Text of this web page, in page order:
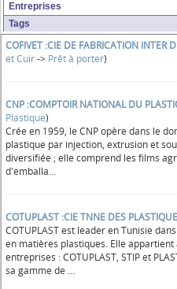
Entreprises
Tags
COFIVET :CIE DE FABRICATION INTER
et Cuir-> Prêt à porter)
CNP :COMPTOIR NATIONAL DU
Plastique)
Crée en 1959, le CNP opère dans le
plastique par injection, extrusion et
diversifiée ; elle comprend les films
d'emballa...
COTUPLAST :CIE TNNE DES
COTUPLAST est leader en Tunisie
en matières plastiques. Elle
entreprises : COTUPLAST, STIP et
sa gamme de ...